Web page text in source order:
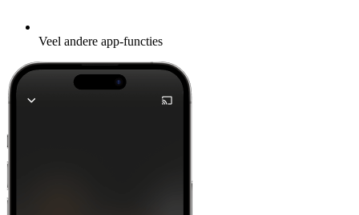
Veel andere app-functies